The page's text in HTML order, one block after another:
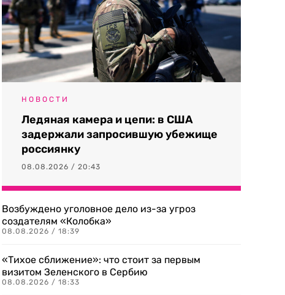
НОВОСТИ
Ледяная камера и цепи: в США
задержали запросившую убежище
россиянку
08.08.2026 / 20:43
Возбуждено уголовное дело из-за угроз
создателям «Колобка»
08.08.2026 / 18:39
«Тихое сближение»: что стоит за первым
визитом Зеленского в Сербию
08.08.2026 / 18:33